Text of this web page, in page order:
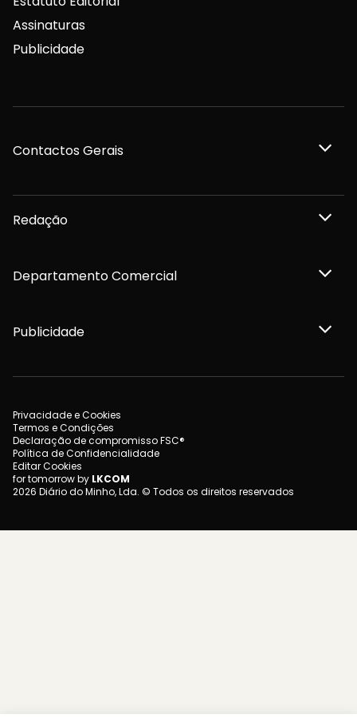
Assinaturas
Publicidade
Contactos Gerais
Redação
Departamento Comercial
Publicidade
Privacidade e Cookies
Termos e Condições
Declaração de compromisso FSC®
Política de Confidencialidade
Editar Cookies
for tomorrow by LKCOM
2026 Diário do Minho, Lda. © Todos os direitos reservados